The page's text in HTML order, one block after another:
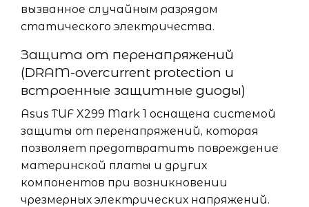
вызванное случайным разрядом
статического электричества.
Защита от перенапряжений
(DRAM-overcurrent protection и
встроенные защитные диоды)
Asus TUF X299 Mark 1 оснащена системой
защиты от перенапряжений, которая
позволяет предотвратить повреждение
материнской платы и других
компонентов при возникновении
чрезмерных электрических напряжений.